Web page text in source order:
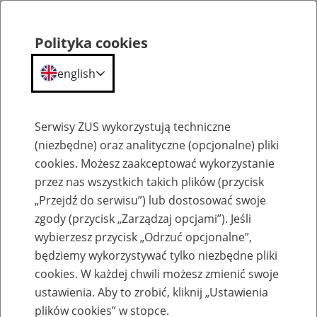
Komunikaty
Polityka cookies
english
Serwisy ZUS wykorzystują techniczne
(niezbędne) oraz analityczne (opcjonalne) pliki
cookies. Możesz zaakceptować wykorzystanie
przez nas wszystkich takich plików (przycisk
„Przejdź do serwisu”) lub dostosować swoje
zgody (przycisk „Zarządzaj opcjami”). Jeśli
wybierzesz przycisk „Odrzuć opcjonalne”,
będziemy wykorzystywać tylko niezbędne pliki
cookies. W każdej chwili możesz zmienić swoje
ustawienia. Aby to zrobić, kliknij „Ustawienia
plików cookies” w stopce.